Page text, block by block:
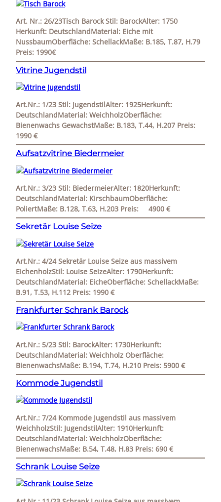
Art. Nr.: 26/23Tisch Barock Stil: BarockAlter: 1750
Herkunft: DeutschlandMaterial: Eiche mit
NussbaumOberfläche: SchellackMaße: B.185, T.87, H.79
Preis: 1990€
Vitrine Jugendstil
Art.Nr.: 1/23 Stil: JugendstilAlter: 1925Herkunft:
DeutschlandMaterial: WeichholzOberfläche:
Bienenwachs GewachstMaße: B.183, T.44, H.207 Preis:
1990 €
Aufsatzvitrine Biedermeier
Art.Nr.: 3/23 Stil: BiedermeierAlter: 1820Herkunft:
DeutschlandMaterial: KirschbaumOberfläche:
PoliertMaße: B.128, T.63, H.203 Preis: 4900 €
Sekretär Louise Seize
Art.Nr.: 4/24 Sekretär Louise Seize aus massivem
EichenholzStil: Louise SeizeAlter: 1790Herkunft:
DeutschlandMaterial: EicheOberfläche: SchellackMaße:
B.91, T.53, H.112 Preis: 1990 €
Frankfurter Schrank Barock
Art.Nr.: 5/23 Stil: BarockAlter: 1730Herkunft:
DeutschlandMaterial: Weichholz Oberfläche:
BienenwachsMaße: B.194, T.74, H.210 Preis: 5900 €
Kommode Jugendstil
Art.Nr.: 7/24 Kommode Jugendstil aus massivem
WeichholzStil: JugendstilAlter: 1910Herkunft:
DeutschlandMaterial: WeichholzOberfläche:
BienenwachsMaße: B.54, T.48, H.83 Preis: 690 €
Schrank Louise Seize